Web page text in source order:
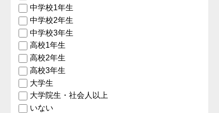
中学校1年生
中学校2年生
中学校3年生
高校1年生
高校2年生
高校3年生
大学生
大学院生・社会人以上
いない